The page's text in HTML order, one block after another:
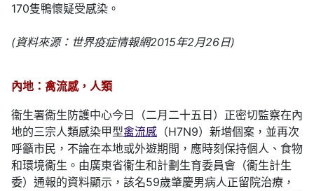
170隻鴨懷疑受感染。
(資料來源：世界疫症情報網2015年2月26日)
內地：禽流感，人類
衞生署衞生防護中心今日（二月二十五日）正密切監察在內
地的三宗人類感染甲型禽流感 （H7N9）新增個案，並再次
呼籲市民，不論在本地或外遊期間，應時刻保持個人、食物
和環境衞生。由廣東省衞生和計劃生育委員會（衞生計生
委）通報的資料顯示，該名59歲肇慶男病人正留院治療，